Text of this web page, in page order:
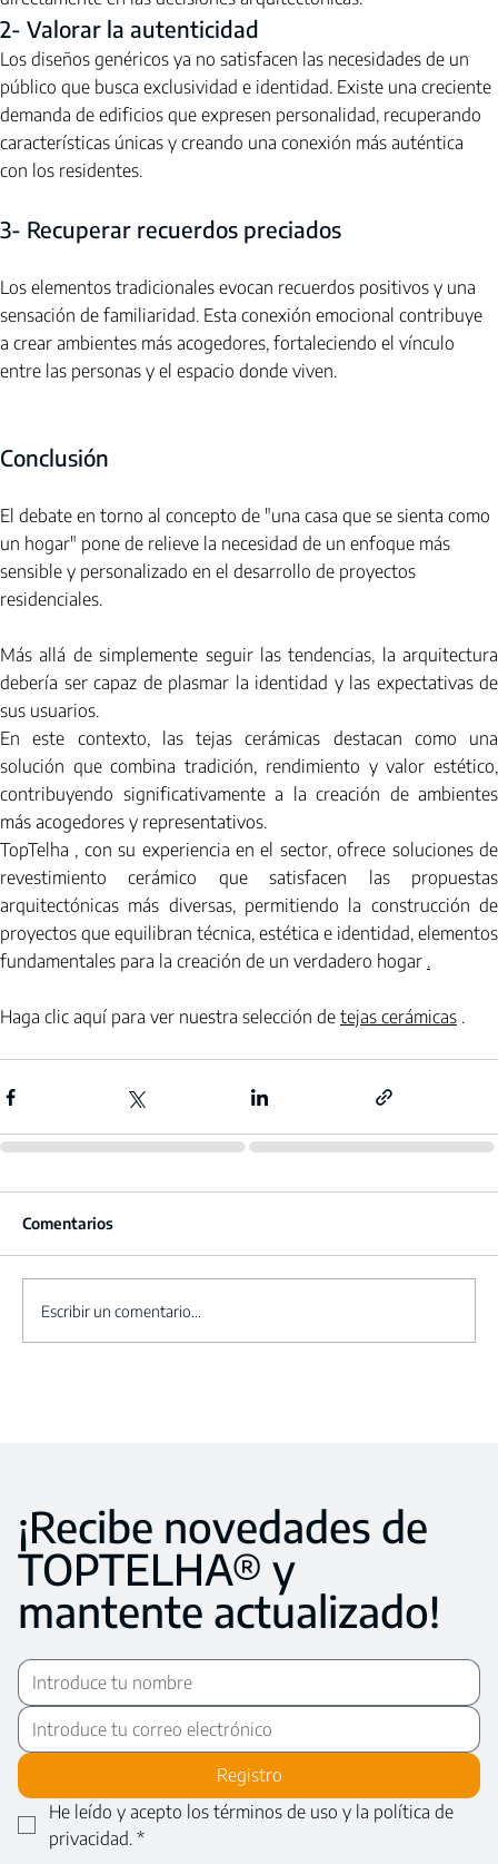
2- Valorar la autenticidad
Los diseños genéricos ya no satisfacen las necesidades de un
público que busca exclusividad e identidad. Existe una creciente
demanda de edificios que expresen personalidad, recuperando
características únicas y creando una conexión más auténtica
con los residentes.
3- Recuperar recuerdos preciados
Los elementos tradicionales evocan recuerdos positivos y una
sensación de familiaridad. Esta conexión emocional contribuye
a crear ambientes más acogedores, fortaleciendo el vínculo
entre las personas y el espacio donde viven.
Conclusión
El debate en torno al concepto de "una casa que se sienta como
un hogar" pone de relieve la necesidad de un enfoque más
sensible y personalizado en el desarrollo de proyectos
residenciales.
Más allá de simplemente seguir las tendencias, la arquitectura
debería ser capaz de plasmar la identidad y las expectativas de
sus usuarios.
En este contexto, las tejas cerámicas destacan como una
solución que combina tradición, rendimiento y valor estético,
contribuyendo significativamente a la creación de ambientes
más acogedores y representativos.
TopTelha , con su experiencia en el sector, ofrece soluciones de
revestimiento cerámico que satisfacen las propuestas
arquitectónicas más diversas, permitiendo la construcción de
proyectos que equilibran técnica, estética e identidad, elementos
fundamentales para la creación de un verdadero hogar .
Haga clic aquí para ver nuestra selección de tejas cerámicas .
Comentarios
Escribir un comentario...
¡Recibe novedades de
TOPTELHA® y
mantente actualizado!
Registro
He leído y acepto los términos de uso y la política de
privacidad. *